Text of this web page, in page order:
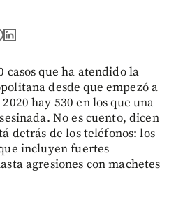
casos que ha atendido la
desde que empezó a
hay 530 en los que una
No es cuento, dicen
detrás de los teléfonos: los
incluyen fuertes
agresiones con machetes